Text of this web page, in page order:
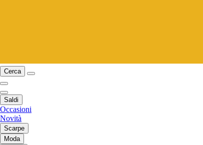
Cerca
Saldi
Occasioni
Novità
Scarpe
Moda